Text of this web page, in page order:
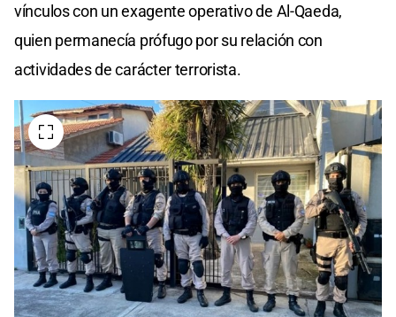
vínculos con un exagente operativo de Al-Qaeda,
quien permanecía prófugo por su relación con
actividades de carácter terrorista.